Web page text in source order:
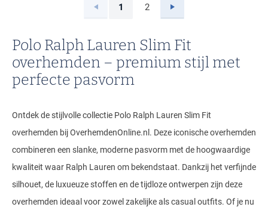
Vorige
1
2 Volgende
Polo Ralph Lauren Slim Fit
overhemden – premium stijl met
perfecte pasvorm
Ontdek de stijlvolle collectie Polo Ralph Lauren Slim Fit
overhemden bij OverhemdenOnline.nl. Deze iconische overhemden
combineren een slanke, moderne pasvorm met de hoogwaardige
kwaliteit waar Ralph Lauren om bekendstaat. Dankzij het verfijnde
silhouet, de luxueuze stoffen en de tijdloze ontwerpen zijn deze
overhemden ideaal voor zowel zakelijke als casual outfits. Of je nu